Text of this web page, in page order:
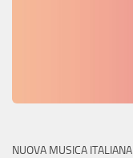
NUOVA MUSICA ITALIANA